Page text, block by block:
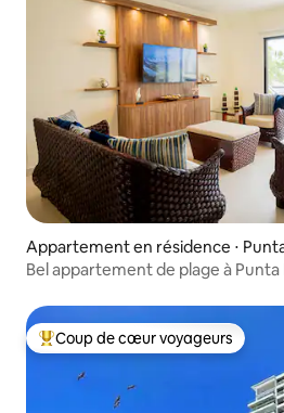
Appartement en résidence ⋅
Bel appartement de plage à Punta
Coups de cœur voyageurs les
Coup de cœur voyageurs